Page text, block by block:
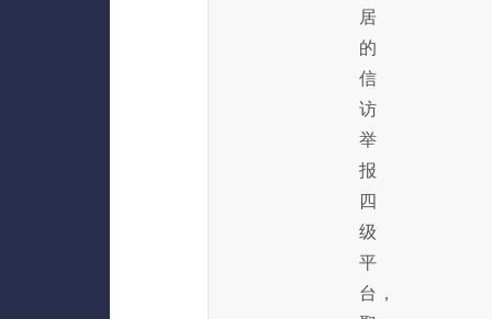
居
的
信
访
举
报
四
级
平
台，